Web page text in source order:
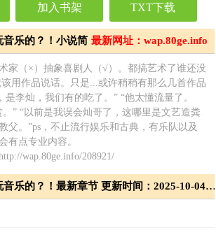
加入书架 TXT下载
最新网址：wap.80ge.info
乐的？！小说简
家（×）抽象喜剧人（√）。都搞艺术了谁还没
用作品说话。只是...或许稍稍有那么几首作品
是李灿，我们有的吃了。” “他太懂流量了。
” “以前是我误会灿哥了，这哪里是文艺造粪
父。”ps，不止流行娱乐和古典，有乐队以及
有点专业内容。
wap.80ge.info/208921/
文娱：你就是这么玩音乐的？！最新章节 更新时间：2025-10-04T01:46:17